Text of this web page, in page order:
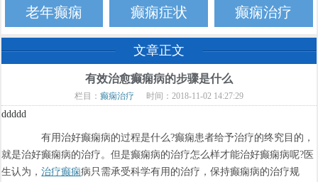
老年癫痫 癫痫症状 癫痫治疗
文章正文
有效治愈癫痫病的步骤是什么
栏目： 癫痫治疗 时间：2018-11-02 14:27:29
ddddd
有用治好癫痫病的过程是什么?癫痫患者给予治疗的终究目的，
就是治好癫痫病的治疗。但是癫痫病的治疗怎么样才能治好癫痫病呢?医
生认为，治疗癫痫病只需承受科学有用的治疗，保持癫痫病的治疗规